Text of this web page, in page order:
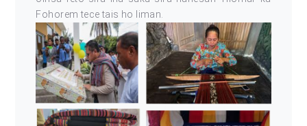
Fohorem tece tais ho liman.